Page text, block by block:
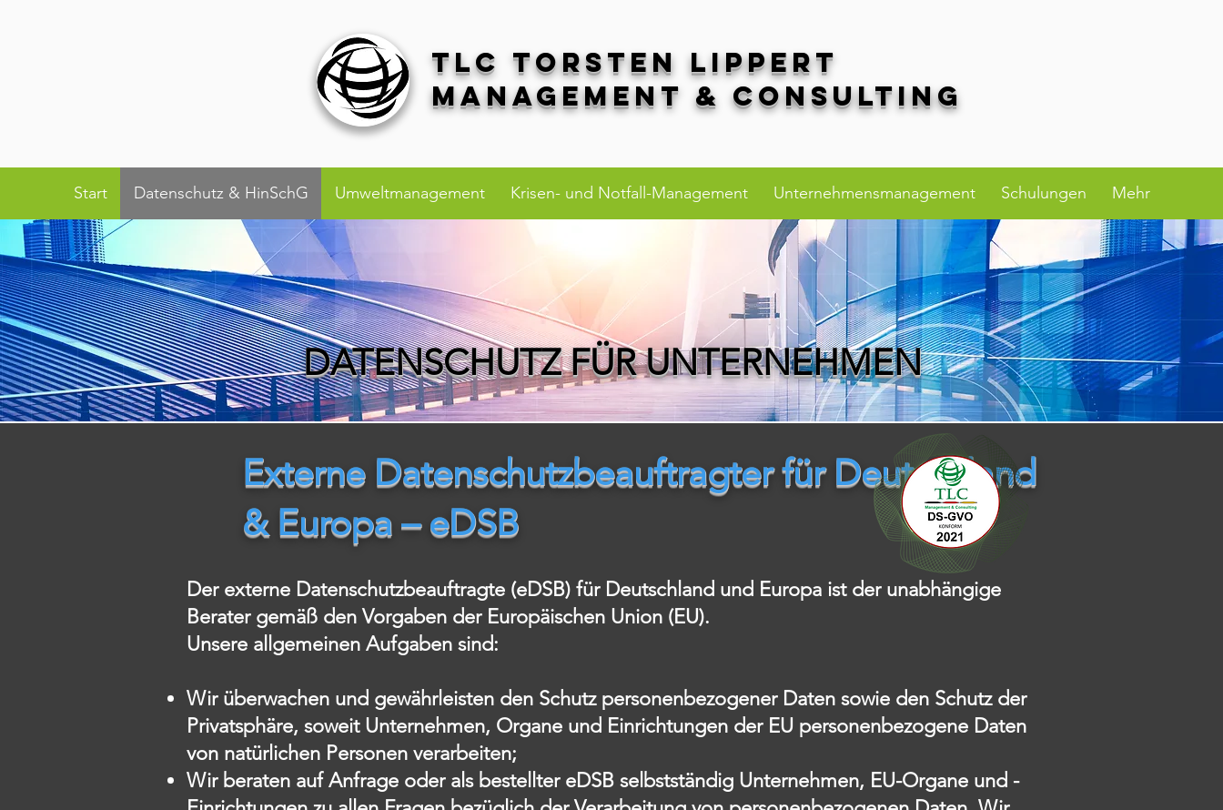
TLC Torsten Lippert
Management & Consulting
Start Datenschutz & HinSchG Umweltmanagement Krisen- und Notfall-Management Unternehmensmanagement Schulungen Mehr
DATENSCHUTZ FÜR UNTERNEHMEN
Externe Datenschutzbeauftragter für Deutschland
& Europa – eDSB
Der externe Datenschutzbeauftragte (eDSB) für Deutschland und Europa ist der unabhängige
Berater gemäß den Vorgaben der Europäischen Union (EU).
Unsere allgemeinen Aufgaben sind:
Wir überwachen und gewährleisten den Schutz personenbezogener Daten sowie den Schutz der
Privatsphäre, soweit Unternehmen, Organe und Einrichtungen der EU personenbezogene Daten
von natürlichen Personen verarbeiten;
Wir beraten auf Anfrage oder als bestellter eDSB selbstständig Unternehmen, EU-Organe und -